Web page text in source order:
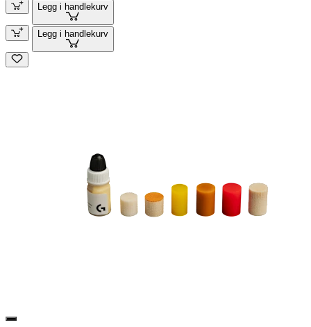
Legg i handlekurv
Legg i handlekurv